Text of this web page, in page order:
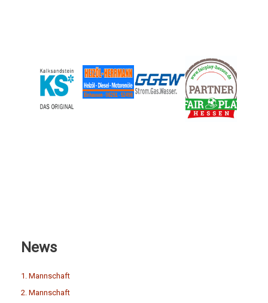
News
1. Mannschaft
2. Mannschaft